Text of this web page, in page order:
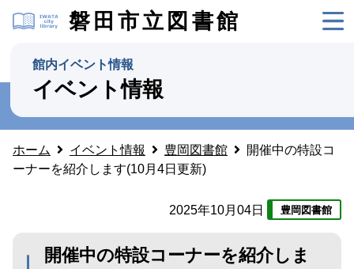
磐田市立図書館
館内イベント情報
イベント情報
ホーム イベント情報 豊岡図書館
開催中の特設コ
ーナーを紹介します(10月4日更新)
2025年10月04日 豊岡図書館
開催中の特設コーナーを紹介しま